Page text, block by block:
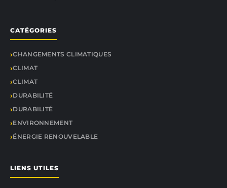
CATÉGORIES
CHANGEMENTS CLIMATIQUES
CLIMAT
CLIMAT
DURABILITÉ
DURABILITÉ
ENVIRONNEMENT
ÉNERGIE RENOUVELABLE
LIENS UTILES